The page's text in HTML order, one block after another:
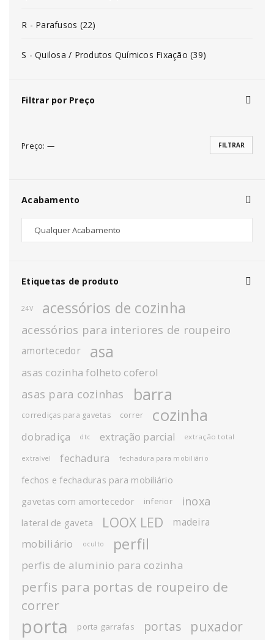
R - Parafusos (22)
S - Quilosa / Produtos Químicos Fixação (39)
Filtrar por Preço
FILTRAR
Preço: —
Acabamento
Etiquetas de produto
24V acessórios de cozinha
acessórios para interiores de roupeiro
amortecedor asa
asas cozinha folheto coferol
asas para cozinhas barra
corrediças para gavetas correr cozinha
dobradiça dtc extração parcial extração total
extraível fechadura fechadura para mobiliário
fechos e fechaduras para mobiliário
gavetas com amortecedor
inferior inoxa
lateral de gaveta LOOX LED madeira
mobiliário oculto perfil
perfis de aluminio para cozinha
perfis para portas de roupeiro de
correr
porta porta garrafas portas puxador